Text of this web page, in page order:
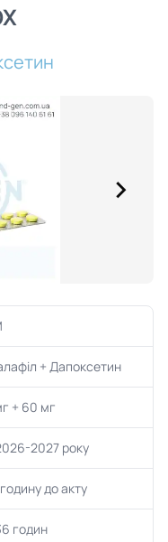
+ Дапоксетин
+ 60 мг
2027 року
до акту
годин